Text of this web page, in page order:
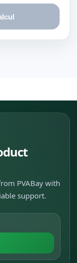
PVABay with
support.